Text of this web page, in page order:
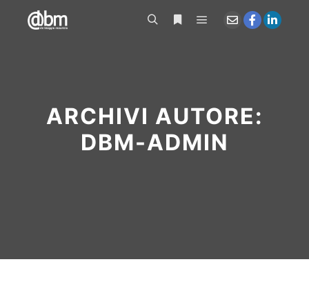
ARCHIVI AUTORE:
DBM-ADMIN